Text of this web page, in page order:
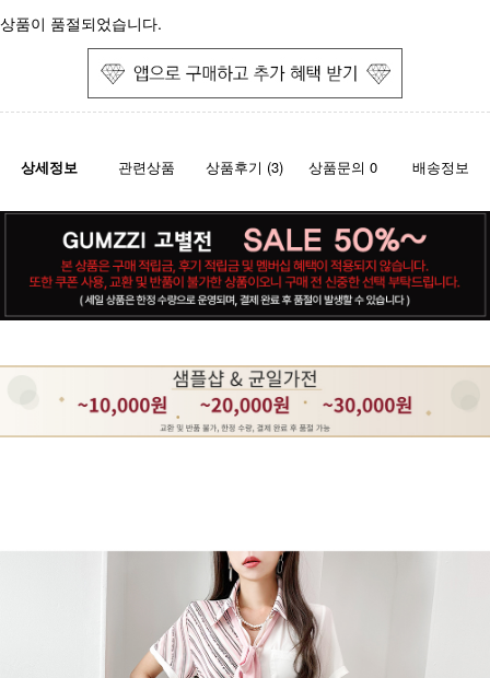
상품이 품절되었습니다.
상세정보 관련상품 상품후기 (3) 상품문의 0 배송정보